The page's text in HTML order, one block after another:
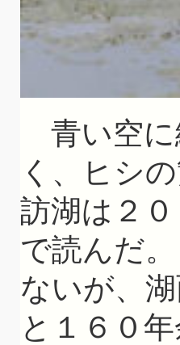
青い空に
く、ヒシ
訪湖は２
で読んだ
ないが、
と１６０